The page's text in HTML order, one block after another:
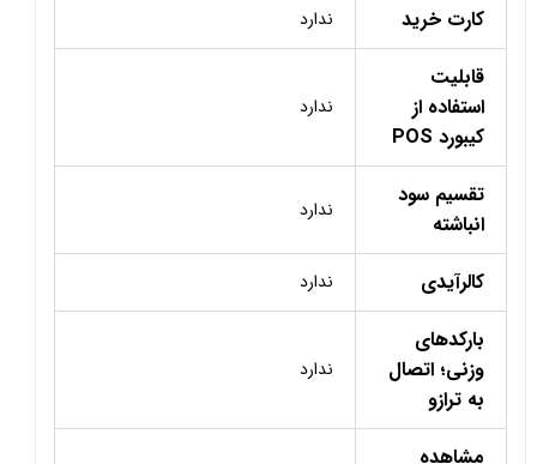
کارت خرید ندارد
قابلیت
استفاده از
کیبورد POS
ندارد
تقسیم سود
انباشته
ندارد
کالرآیدی ندارد
بارکدهای
وزنی؛ اتصال
به ترازو
ندارد
مشاهده